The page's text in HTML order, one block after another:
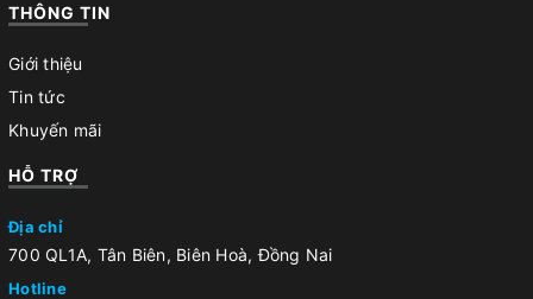
THÔNG TIN
Giới thiệu
Tin tức
Khuyến mãi
HỖ TRỢ
Địa chỉ
700 QL1A, Tân Biên, Biên Hoà, Đồng Nai
Hotline